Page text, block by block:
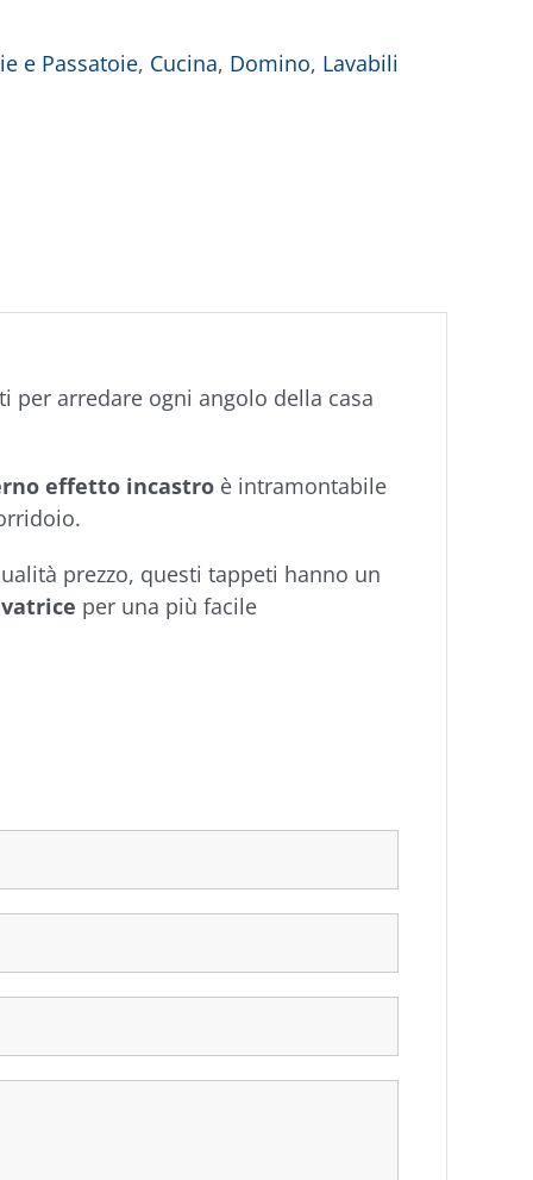
e Passatoie, Cucina, Domino, Lavabili
per arredare ogni angolo della casa
effetto incastroè intramontabile
prezzo, questi tappeti hanno un
per una più facile